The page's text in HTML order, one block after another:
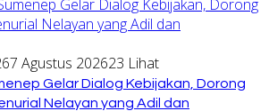
7 Agustus 202623 Lihat
Gelar Dialog Kebijakan, Dorong
Nelayan yang Adil dan